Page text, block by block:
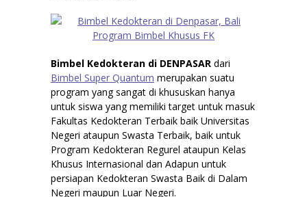
Bimbel Kedokteran di DENPASAR dari
Bimbel Super Quantum merupakan suatu
program yang sangat di khususkan hanya
untuk siswa yang memiliki target untuk masuk
Fakultas Kedokteran Terbaik baik Universitas
Negeri ataupun Swasta Terbaik, baik untuk
Program Kedokteran Regurel ataupun Kelas
Khusus Internasional dan Adapun untuk
persiapan Kedokteran Swasta Baik di Dalam
Negeri maupun Luar Negeri.